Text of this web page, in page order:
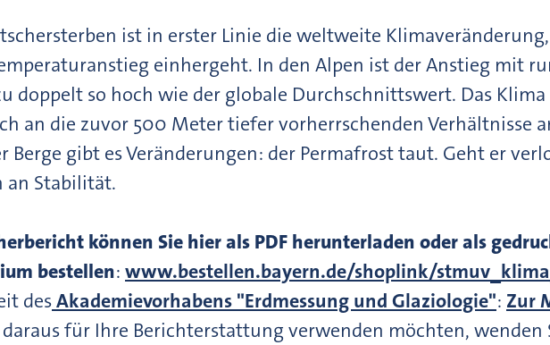
ist in erster Linie die weltweite
einhergeht. In den Alpen ist der Anstieg mit
doppelt so hoch wie der globale Durchschnittswert. Das
an die zuvor 500 Meter tiefer vorherrschenden Verhältnisse
Berge gibt es Veränderungen: der Permafrost taut. Geht er
an Stabilität.
können Sie hier als PDF herunterladen oder als
bestellen: www.bestellen.bayern.de/shoplink/
desAkademievorhabens "Erdmessung und Glaziologie": Zur
für Ihre Berichterstattung verwenden möchten, wenden